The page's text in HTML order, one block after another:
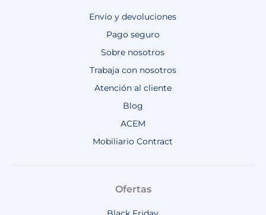
Envío y devoluciones
Pago seguro
Sobre nosotros
Trabaja con nosotros
Atención al cliente
Blog
ACEM
Mobiliario Contract
Ofertas